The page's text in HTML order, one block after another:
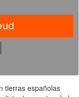
tierras españolas